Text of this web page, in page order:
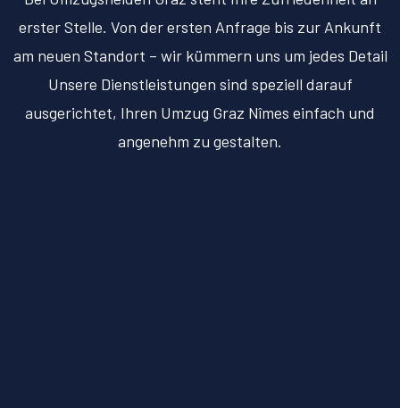
erster Stelle. Von der ersten Anfrage bis zur Ankunft
am neuen Standort – wir kümmern uns um jedes Detail
Unsere Dienstleistungen sind speziell darauf
ausgerichtet, Ihren Umzug Graz Nîmes einfach und
angenehm zu gestalten.